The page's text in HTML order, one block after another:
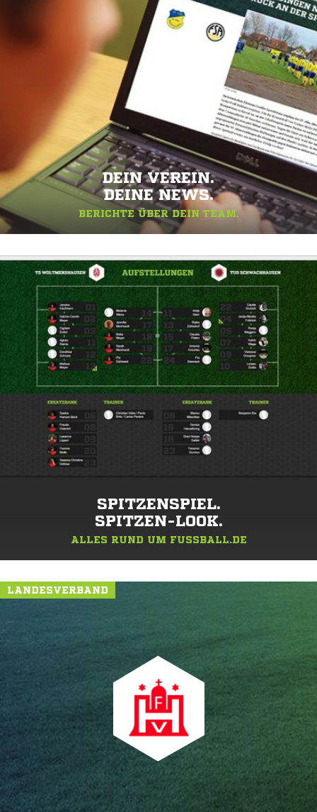
DEIN VEREIN.
DEINE NEWS.
BERICHTE ÜBER DEIN TEAM.
SPITZENSPIEL.
SPITZEN-LOOK.
ALLES RUND UM FUSSBALL.DE
LANDESVERBAND